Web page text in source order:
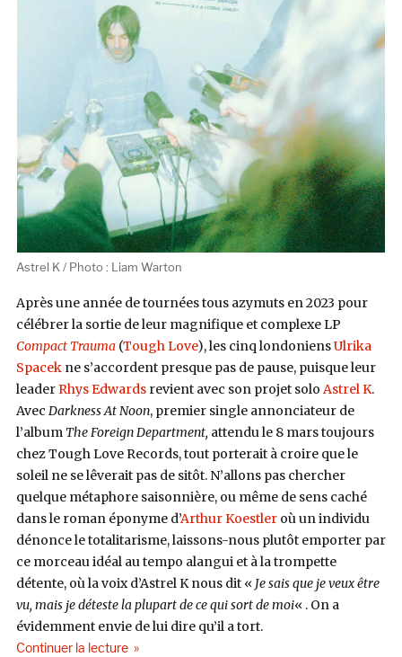
Astrel K / Photo : Liam Warton
Après une année de tournées tous azymuts en 2023 pour
célébrer la sortie de leur magnifique et complexe LP
Compact Trauma(Tough Love), les cinq londoniensUlrika
Spacekne s’accordent presque pas de pause, puisque leur
leaderRhys Edwardsrevient avec son projet solo Astrel K.
Avec Darkness At Noon, premier single annonciateur de
l’album The Foreign Department, attendu le 8 mars toujours
chez Tough Love Records, tout porterait à croire que le
soleil ne se lêverait pas de sitôt. N’allons pas chercher
quelque métaphore saisonnière, ou même de sens caché
dans le roman éponyme d’Arthur Koestleroù un individu
dénonce le totalitarisme, laissons-nous plutôt emporter par
ce morceau idéal au tempo alangui et à la trompette
détente, où la voix d’Astrel K nous dit « Je sais que je veux être
vu, mais je déteste la plupart de ce qui sort de moi« . On a
évidemment envie de lui dire qu’il a tort.
Continuer la lecturede « Minuit à midi, le clair obscur d’Astrel K »